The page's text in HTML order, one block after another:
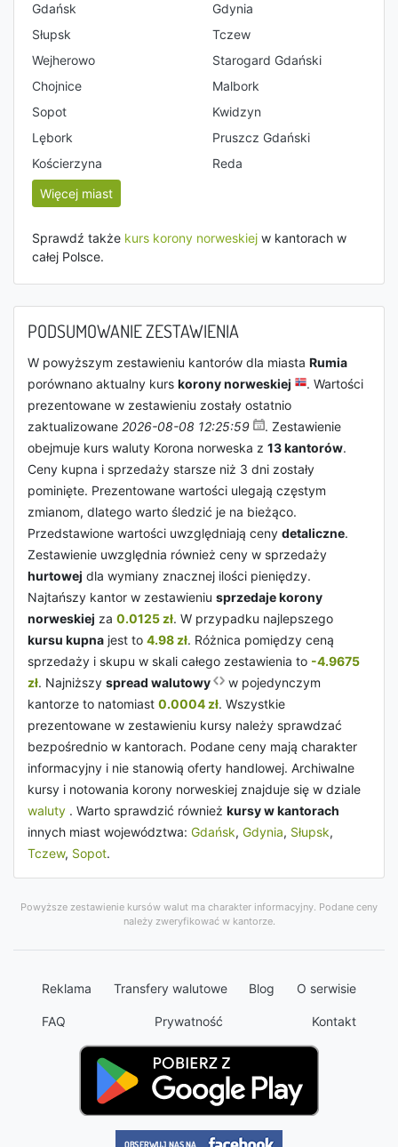
Gdańsk
Gdynia
Słupsk
Tczew
Wejherowo
Starogard Gdański
Chojnice
Malbork
Sopot
Kwidzyn
Lębork
Pruszcz Gdański
Kościerzyna
Reda
Więcej miast
Sprawdź także kurs korony norweskiej w kantorach w
całej Polsce.
PODSUMOWANIE ZESTAWIENIA
W powyższym zestawieniu kantorów dla miasta Rumia
porównano aktualny kurs korony norweskiej
. Wartości
prezentowane w zestawieniu zostały ostatnio
zaktualizowane 2026-08-08 12:25:59
. Zestawienie
obejmuje kurs waluty Korona norweska z 13 kantorów.
Ceny kupna i sprzedaży starsze niż 3 dni zostały
pominięte. Prezentowane wartości ulegają częstym
zmianom, dlatego warto śledzić je na bieżąco.
Przedstawione wartości uwzględniają ceny detaliczne.
Zestawienie uwzględnia również ceny w sprzedaży
hurtowej dla wymiany znacznej ilości pieniędzy.
Najtańszy kantor w zestawieniu sprzedaje korony
norweskiej za 0.0125 zł. W przypadku najlepszego
kursu kupna jest to 4.98 zł. Różnica pomiędzy ceną
sprzedaży i skupu w skali całego zestawienia to -4.9675
zł. Najniższy spread walutowy
w pojedynczym
kantorze to natomiast 0.0004 zł. Wszystkie
prezentowane w zestawieniu kursy należy sprawdzać
bezpośrednio w kantorach. Podane ceny mają charakter
informacyjny i nie stanowią oferty handlowej. Archiwalne
kursy i notowania korony norweskiej znajduje się w dziale
waluty . Warto sprawdzić również kursy w kantorach
innych miast województwa: Gdańsk, Gdynia, Słupsk,
Tczew, Sopot.
Powyższe zestawienie kursów walut ma charakter informacyjny. Podane ceny
należy zweryfikować w kantorze.
Reklama Transfery walutowe Blog O serwisie
FAQ Prywatność Kontakt